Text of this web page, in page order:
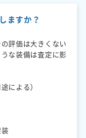
ますか？
評価は大きくない
な装備は査定に影
による）